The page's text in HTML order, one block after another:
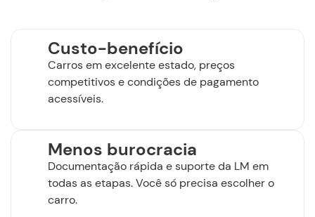
Custo-benefício
Carros em excelente estado, preços
competitivos e condições de pagamento
acessíveis.
Menos burocracia
Documentação rápida e suporte da LM em
todas as etapas. Você só precisa escolher o
carro.